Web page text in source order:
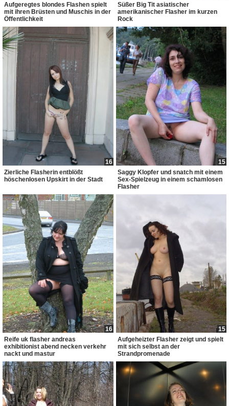
Aufgeregtes blondes Flashen spielt
mit ihren Brüsten und Muschis in der
Öffentlichkeit
Süßer Big Tit asiatischer
amerikanischer Flasher im kurzen
Rock
16
Zierliche Flasherin entblößt
höschenlosen Upskirt in der Stadt
15
Saggy Klopfer und snatch mit einem
Sex-Spielzeug in einem schamlosen
Flasher
16
Reife uk flasher andreas
exhibitionist abend necken verkehr
nackt und mastur
15
Aufgeheizter Flasher zeigt und spielt
mit sich selbst an der
Strandpromenade